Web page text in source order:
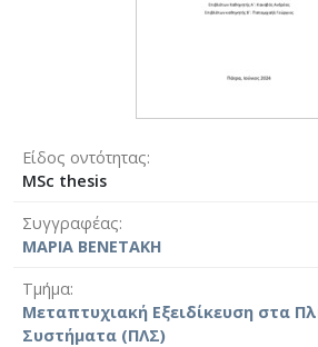
Είδος οντότητας
MSc thesis
Συγγραφέας
ΜΑΡΙΑ ΒΕΝΕΤΑΚΗ
Τμήμα
Μεταπτυχιακή Εξειδίκευση στα
Συστήματα (ΠΛΣ)